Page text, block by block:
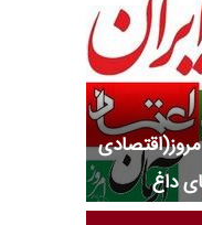
داغ